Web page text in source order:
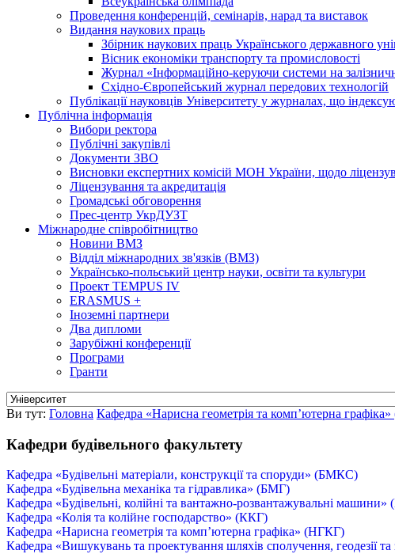
Проведення конференцій, семінарів, нарад та виставок
Видання наукових праць
Збірник наукових праць Українського державного
Вісник економіки транспорту та промисловості
Журнал «Інформаційно-керуючи системи на
Східно-Європейський журнал передових технологій
Публікації науковців Університету у журналах, що
Публічна інформація
Вибори ректора
Публічні закупівлі
Документи ЗВО
Висновки експертних комісій МОН України, щодо
Ліцензування та акредитація
Громадські обговорення
Прес-центр УкрДУЗТ
Міжнародне співробітництво
Новини ВМЗ
Відділ міжнародних зв'язків (ВМЗ)
Українсько-польський центр науки, освіти та культури
Проект TEMPUS IV
ERASMUS +
Іноземні партнери
Два дипломи
Зарубіжні конференції
Програми
Гранти
Ви тут: Головна Кафедра «Нарисна геометрія та комп’ютерна
Кафедри будівельного факультету
Кафедра «Будівельні матеріали, конструкції та споруди» (БМКС)
Кафедра «Будівельна механіка та гідравлика» (БМГ)
Кафедра «Будівельні, колійні та вантажно-розвантажувальні
Кафедра «Колія та колійне господарство» (ККГ)
Кафедра «Нарисна геометрія та комп’ютерна графіка» (НГКГ)
Кафедра «Вишукувань та проектування шляхів сполучення, геодезії